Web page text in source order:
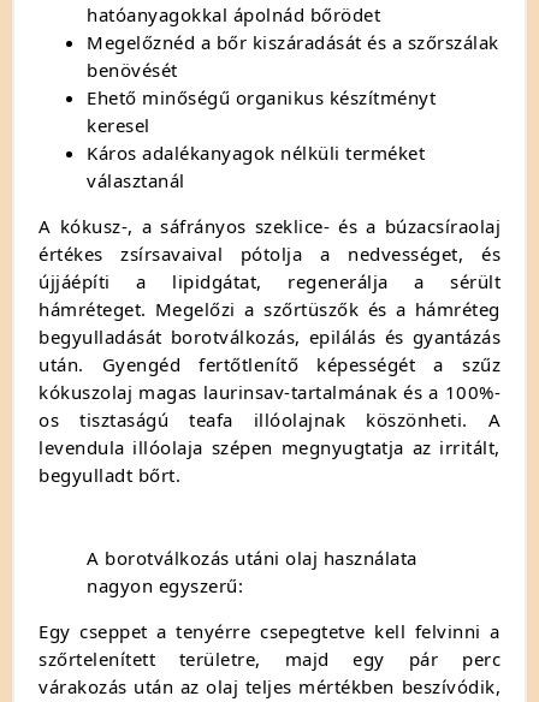
hatóanyagokkal ápolnád bőrödet
Megelőznéd a bőr kiszáradását és a szőrszálak
benövését
Ehető minőségű organikus készítményt
keresel
Káros adalékanyagok nélküli terméket
választanál
A kókusz-, a sáfrányos szeklice- és a búzacsíraolaj
értékes zsírsavaival pótolja a nedvességet, és
újjáépíti a lipidgátat, regenerálja a sérült
hámréteget. Megelőzi a szőrtüszők és a hámréteg
begyulladását borotválkozás, epilálás és gyantázás
után. Gyengéd fertőtlenítő képességét a szűz
kókuszolaj magas laurinsav-tartalmának és a 100%-
os tisztaságú teafa illóolajnak köszönheti. A
levendula illóolaja szépen megnyugtatja az irritált,
begyulladt bőrt.
A borotválkozás utáni olaj használata
nagyon egyszerű:
Egy cseppet a tenyérre csepegtetve kell felvinni a
szőrtelenített területre, majd egy pár perc
várakozás után az olaj teljes mértékben beszívódik,